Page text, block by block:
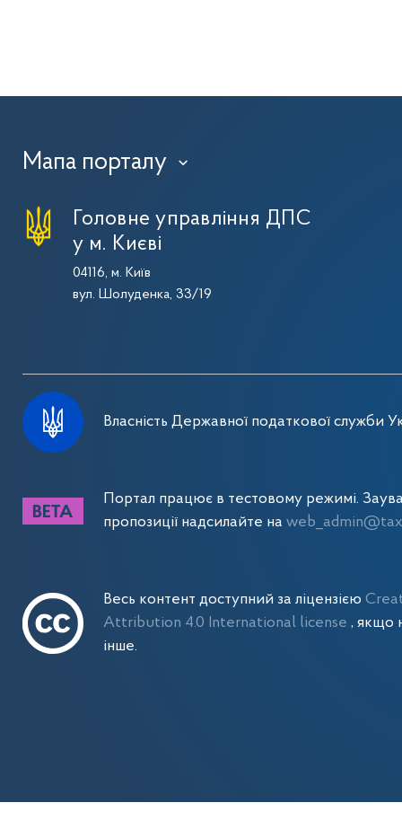
Мапа порталу ›
Головне управління ДПС
у м. Києві
04116, м. Київ
вул. Шолуденка, 33/19
Власність Державної податкової служби
Портал працює в тестовому режимі.
пропозиції надсилайте на
Весь контент доступний за ліцензією
Attribution 4.0 International license , якщо
інше.